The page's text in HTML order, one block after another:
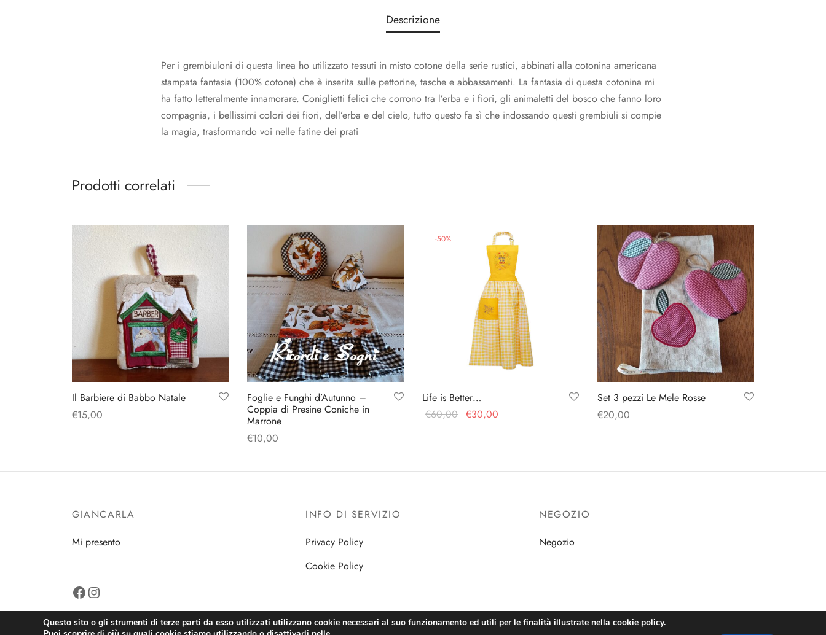
Descrizione
Per i grembiuloni di questa linea ho utilizzato tessuti in misto cotone della serie rustici, abbinati alla cotonina americana
stampata fantasia (100% cotone) che è inserita sulle pettorine, tasche e abbassamenti. La fantasia di questa cotonina mi
ha fatto letteralmente innamorare. Coniglietti felici che corrono tra l’erba e i fiori, gli animaletti del bosco che fanno loro
compagnia, i bellissimi colori dei fiori, dell’erba e del cielo, tutto questo fa sì che indossando questi grembiuli si compie
la magia, trasformando voi nelle fatine dei prati
Prodotti correlati
Il Barbiere di Babbo Natale
€15,00
Foglie e Funghi d’Autunno –
Coppia di Presine Coniche in
Marrone
€10,00
-50%
Life is Better…
€60,00 Il prezzo
€30,00
Set 3 pezzi Le Mele Rosse
€20,00
GIANCARLA
Mi presento
Facebook
INFO DI SERVIZIO
Privacy Policy
Cookie Policy
NEGOZIO
Negozio
Questo sito o gli strumenti di terze parti da esso utilizzati utilizzano cookie necessari al suo funzionamento ed utili per le finalità illustrate nella cookie policy.